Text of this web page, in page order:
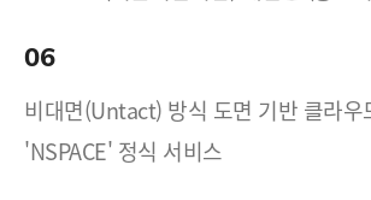
06
비대면(Untact) 방식 도면 기반 클라우
'NSPACE' 정식 서비스